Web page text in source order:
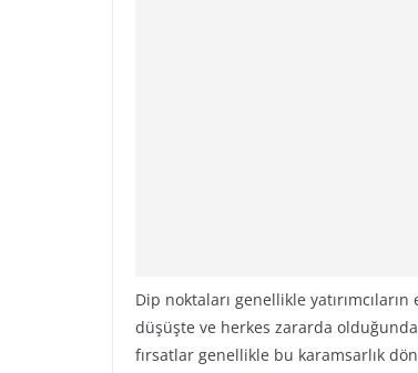
Dip noktaları genellikle
düşüşte ve herkes zararda
fırsatlar genellikle bu karamsarlık